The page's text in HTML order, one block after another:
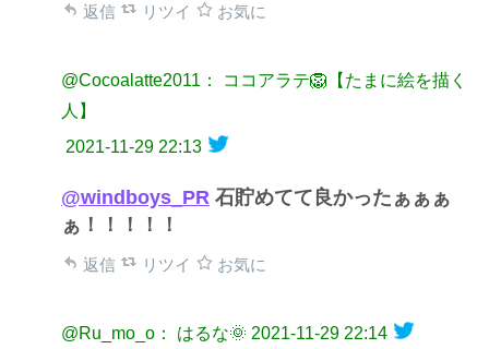
返信 リツイ お気に
@Cocoalatte2011： ココアラテ🦁【たまに絵を描く
人】
2021-11-29 22:13
@windboys_PR 石貯めてて良かったぁぁぁ
ぁ！！！！！
返信 リツイ お気に
@Ru_mo_o： はるな🌞 2021-11-29 22:14